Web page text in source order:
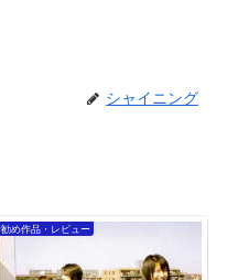
シャイニング
め作品・レビュー